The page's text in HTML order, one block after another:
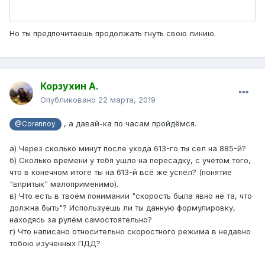
Но ты предпочитаешь продолжать гнуть свою линию.
Корзухин А.
Опубликовано 22 марта, 2019
@Corennoy , а давай-ка по часам пройдёмся.
а) Через сколько минут после ухода 613-го ты сел на 885-й?
б) Сколько времени у тебя ушло на пересадку, с учётом того,
что в конечном итоге ты на 613-й всё же успел? (понятие
"впритык" малоприменимо).
в) Что есть в твоём понимании "скорость была явно не та, что
должна быть"? Используешь ли ты данную формулировку,
находясь за рулём самостоятельно?
г) Что написано относительно скоростного режима в недавно
тобою изученных ПДД?